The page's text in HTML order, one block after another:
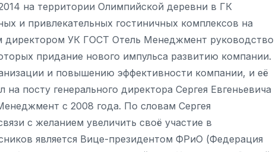
на территории Олимпийской деревни в ГК
и привлекательных гостиничных комплексов на
директором УК ГОСТ Отель Менеджмент руководство
придание нового импульса развитию компании.
и повышению эффективности компании, и её
посту генерального директора Сергея Евгеньевича
с 2008 года. По словам Сергея
с желанием увеличить своё участие в
является Вице-президентом ФРиО (Федерация